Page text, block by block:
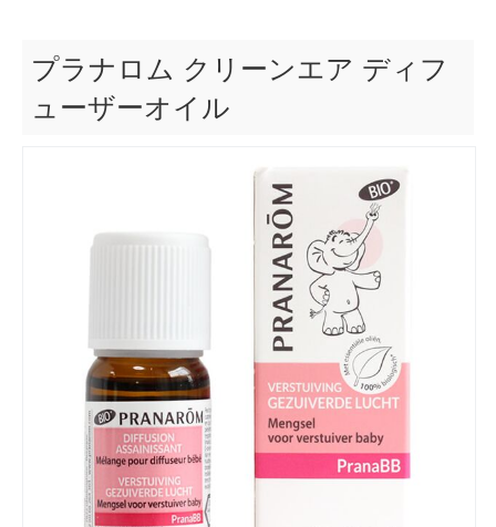
プラナロム クリーンエア ディフ
ューザーオイル